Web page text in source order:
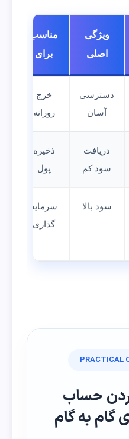
ویژگی
اصلی
مناسب
برای
دسترسی
آسان
خرج
روزانه
دریافت
سود کم
ذخیره
پول
سود بالا
سرمایه
گذاری
PRACTICAL
حساب
گام به گام